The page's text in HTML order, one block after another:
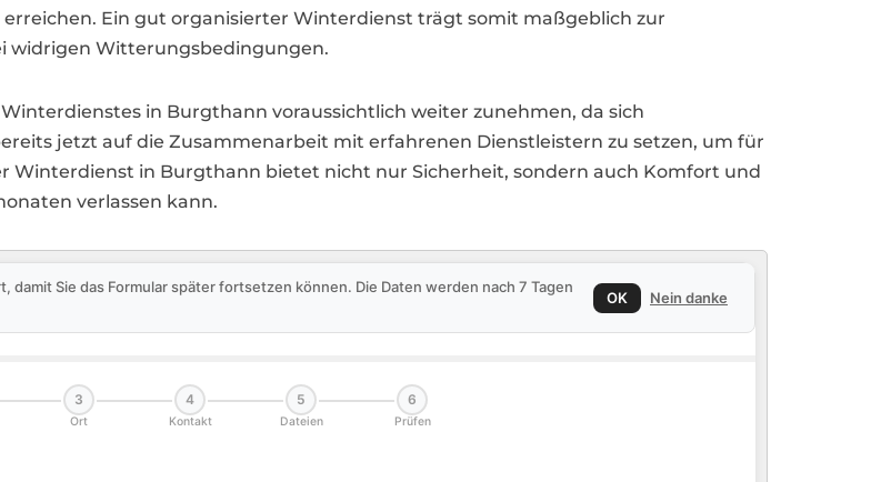
Ein gut organisierter Winterdienst trägt somit maßgeblich zur
widrigen Witterungsbedingungen.
in Burgthann voraussichtlich weiter zunehmen, da sich
jetzt auf die Zusammenarbeit mit erfahrenen Dienstleistern zu setzen, um für
Winterdienst in Burgthann bietet nicht nur Sicherheit, sondern auch Komfort und
verlassen kann.
Sie das Formular später fortsetzen können. Die Daten werden nach 7 Tagen
OK Nein danke
3
Ort
4
Kontakt
5
Dateien
6
Prüfen